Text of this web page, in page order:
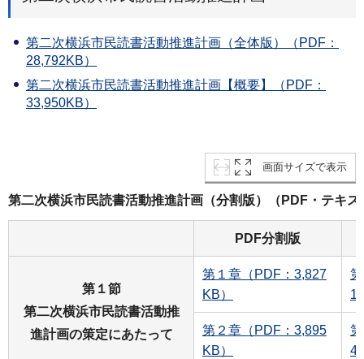
第二次横浜市民読書活動推進計画（全体版）（PDF：
28,792KB）
第二次横浜市民読書活動推進計画【概要】（PDF：
33,950KB）
画面サイズで表示
第二次横浜市民読書活動推進計画（分割版）（PDF・テキス
PDF分割版
第１節
第二次横浜市民読書活動推
進計画の策定にあたって
第１章（PDF：3,827
KB）
第２章（PDF：3,895
KB）